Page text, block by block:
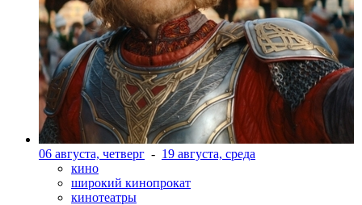
06 августа, четверг - 19 августа, среда
кино
широкий кинопрокат
кинотеатры